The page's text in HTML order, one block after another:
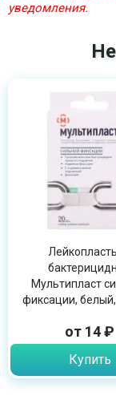
уведомления.
Мультипласт
фиксации,
от 14 ₽
Купить